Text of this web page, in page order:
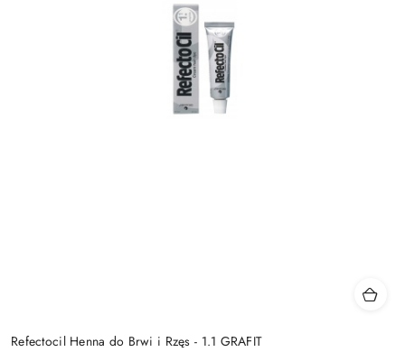
Refectocil Henna do Brwi i Rzęs - 1.1 GRAFIT